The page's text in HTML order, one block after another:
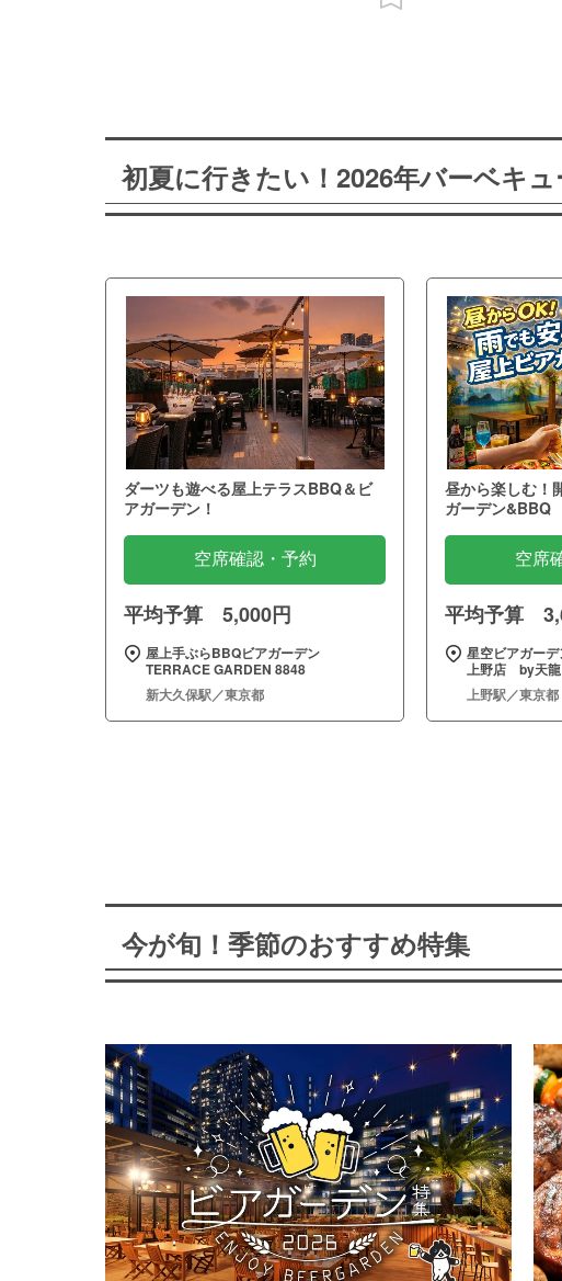
初夏に行きたい！2026年バーベキ
ダーツも遊べる屋上テラスBBQ＆ビ
アガーデン！
空席確認・予約
平均予算 5,000円
屋上手ぶらBBQビアガーデン
TERRACE GARDEN 8848
新大久保駅／東京都
昼から楽しむ！
ガーデン&BBQ
空席
平均予算
星空ビアガー
上野店 by天龍
上野駅／東京都
今が旬！季節のおすすめ特集